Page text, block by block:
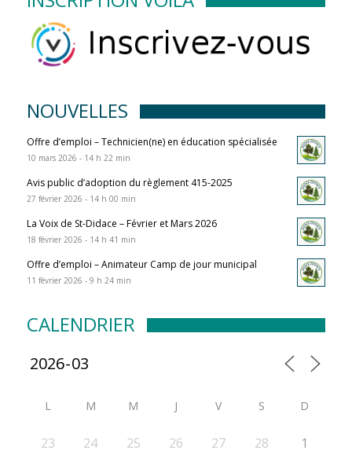
NOUVELLES
Offre d’emploi – Technicien(ne) en éducation spécialisée
10 mars 2026 - 14 h 22 min
Avis public d’adoption du règlement 415-2025
27 février 2026 - 14 h 00 min
La Voix de St-Didace – Février et Mars 2026
18 février 2026 - 14 h 41 min
Offre d’emploi – Animateur Camp de jour municipal
11 février 2026 - 9 h 24 min
CALENDRIER
L M M J V S D
23 24 25 26 27 28 1